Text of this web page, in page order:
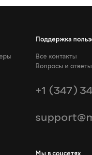
Поддержка
Все контакты
Вопросы и ответы
+1 (347)